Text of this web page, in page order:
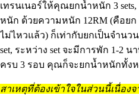
เทรนเนอร์ให้คุณยกน้ำหนัก 3
หนัก ด้วยความหนัก 12RM (คือย
ไม่ไหวแล้ว) ก็เท่ากับยกเป็นจำนว
set, ระหว่าง set จะมีการพัก 1-2
ครบ 3 รอบ คุณก็จะยกน้ำหนักทั้งห
สาเหตุที่ต้องเข้าใจในส่วนนี้เนื่อง